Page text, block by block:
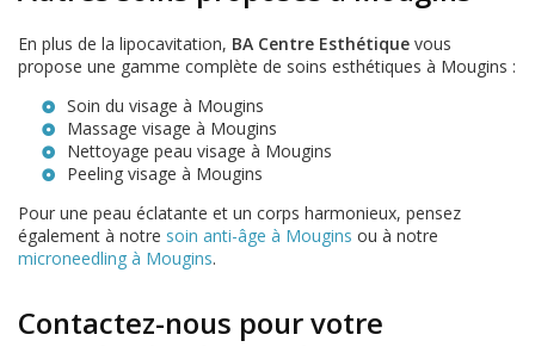
En plus de la lipocavitation, BA Centre Esthétique vous
propose une gamme complète de soins esthétiques à Mougins :
Soin du visage à Mougins
Massage visage à Mougins
Nettoyage peau visage à Mougins
Peeling visage à Mougins
Pour une peau éclatante et un corps harmonieux, pensez
également à notre soin anti-âge à Mougins ou à notre
microneedling à Mougins.
Contactez-nous pour votre